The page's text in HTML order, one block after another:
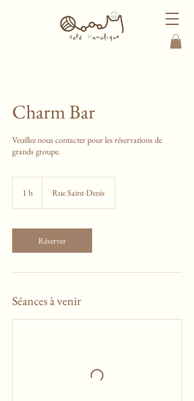
Charm Bar
Veuillez nous contacter pour les réservations de
grands groupe.
1 h Rue Saint-Denis
Réserver
Séances à venir